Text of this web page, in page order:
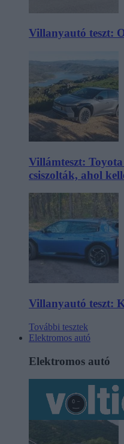
Villanyautó teszt:
Villámteszt:
csiszolták, ahol
Villanyautó teszt:
További tesztek
Elektromos autó
Elektromos autó